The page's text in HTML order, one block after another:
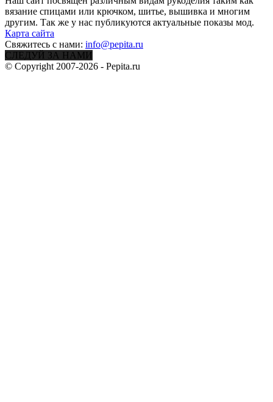
вязание спицами или крючком, шитье, вышивка и многим
другим. Так же у нас публикуются актуальные показы мод.
Карта сайта
Свяжитесь с нами: info@pepita.ru
СЛЕДУЙ ЗА НАМИ
© Copyright 2007-2026 - Pepita.ru